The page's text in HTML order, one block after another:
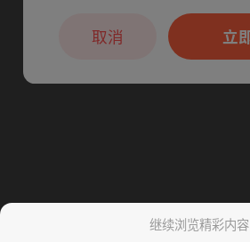
腾漫
继续浏览精彩内容
本章节仅支持App阅读，可
户7天免费看
立
取消